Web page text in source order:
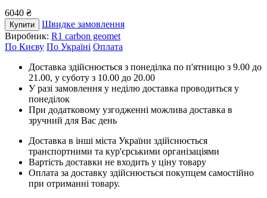
6040 ₴
Купити
Швидке замовлення
Виробник: R1 carbon geomet
По Києву По Україні Оплата
Доставка здійснюється з понеділка по п'ятницю з 9.00 до
21.00, у суботу з 10.00 до 20.00
У разі замовлення у неділю доставка проводиться у
понеділок
При додатковому узгодженні можлива доставка в
зручний для Вас день
Доставка в інші міста України здійснюється
транспортними та кур'єрськими організаціями
Вартість доставки не входить у ціну товару
Оплата за доставку здійснюється покупцем самостійно
при отриманні товару.